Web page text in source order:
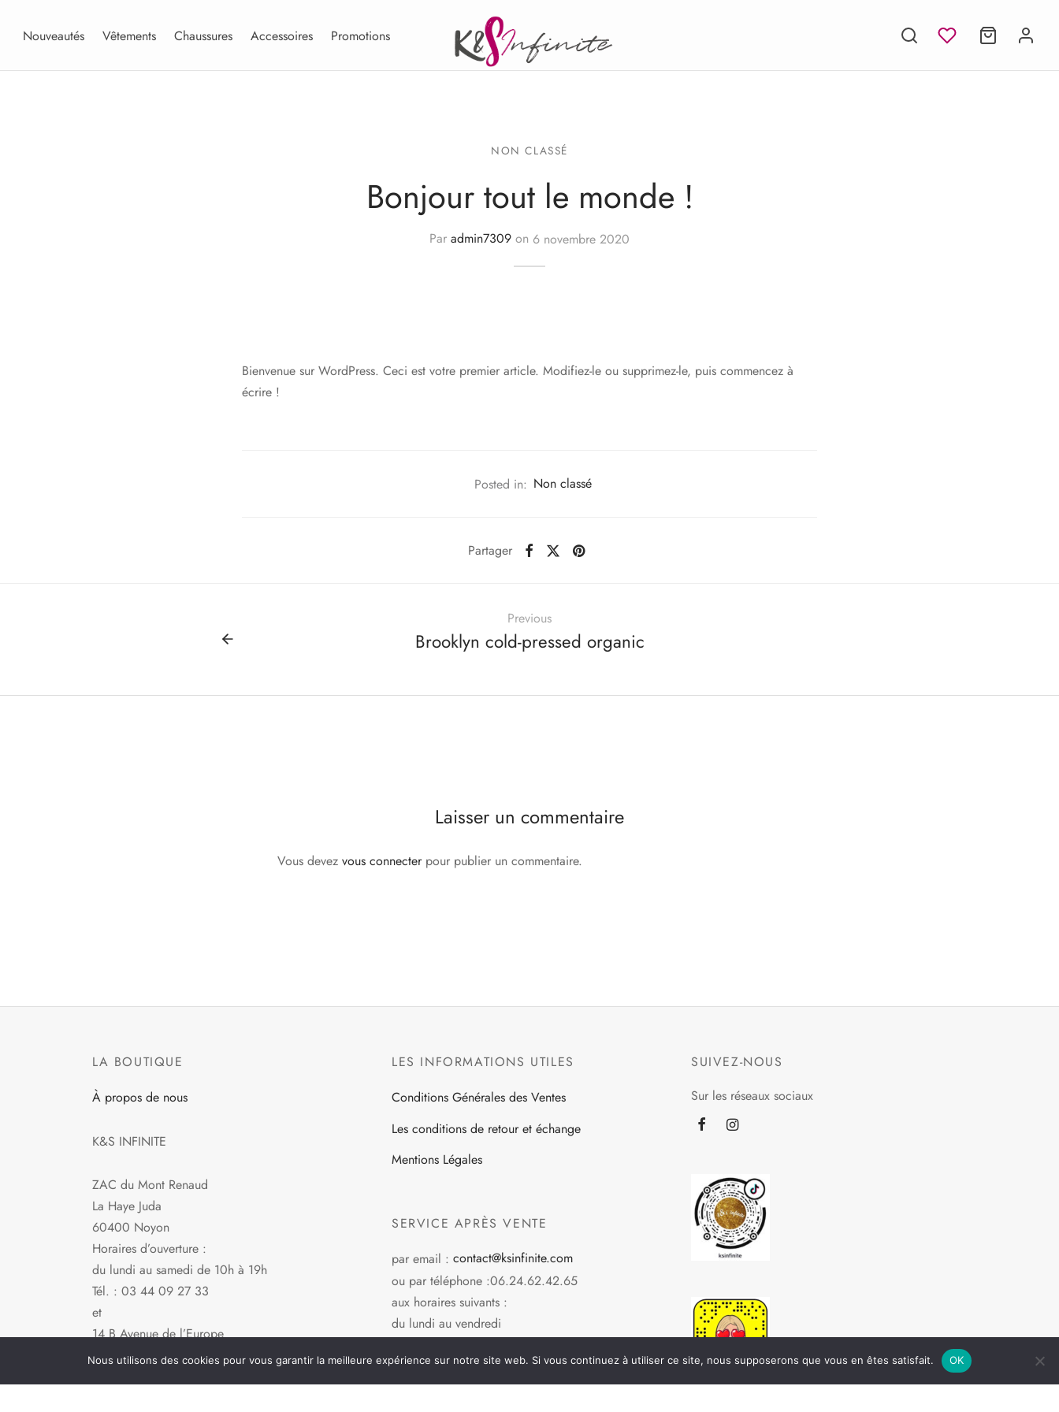
Nouveautés Vêtements Chaussures Accessoires Promotions
NON CLASSÉ
Bonjour tout le monde !
Par admin7309 on 6 novembre 2020
Bienvenue sur WordPress. Ceci est votre premier article. Modifiez-le ou supprimez-le, puis commencez à
écrire !
Posted in: Non classé
Partager
Previous
Brooklyn cold-pressed organic
Laisser un commentaire
Vous devez vous connecterpour publier un commentaire.
LA BOUTIQUE
À propos de nous
K&S INFINITE
ZAC du Mont Renaud
La Haye Juda
60400 Noyon
Horaires d’ouverture :
du lundi au samedi de 10h à 19h
Tél. : 03 44 09 27 33
et
14 B Avenue de l’Europe
60280 Venette
LES INFORMATIONS UTILES
Conditions Générales des Ventes
Les conditions de retour et échange
Mentions Légales
SERVICE APRÈS VENTE
par email : contact@ksinfinite.com
ou par téléphone :06.24.62.42.65
aux horaires suivants :
du lundi au vendredi
SUIVEZ-NOUS
Sur les réseaux sociaux
Nous utilisons des cookies pour vous garantir la meilleure expérience sur notre site web. Si vous continuez à utiliser ce site, nous supposerons que vous en êtes satisfait. OK